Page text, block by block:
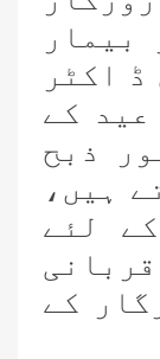
بیمار
اکٹر
کے
ذبح
ہیں،
لئے
کے